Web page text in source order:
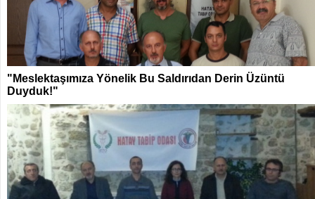
"Meslektaşımıza Yönelik Bu Saldırıdan Derin Üzüntü
Duyduk!"